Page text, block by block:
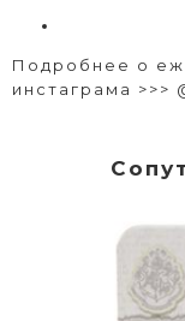
Подробнее о
инстаграма >>>